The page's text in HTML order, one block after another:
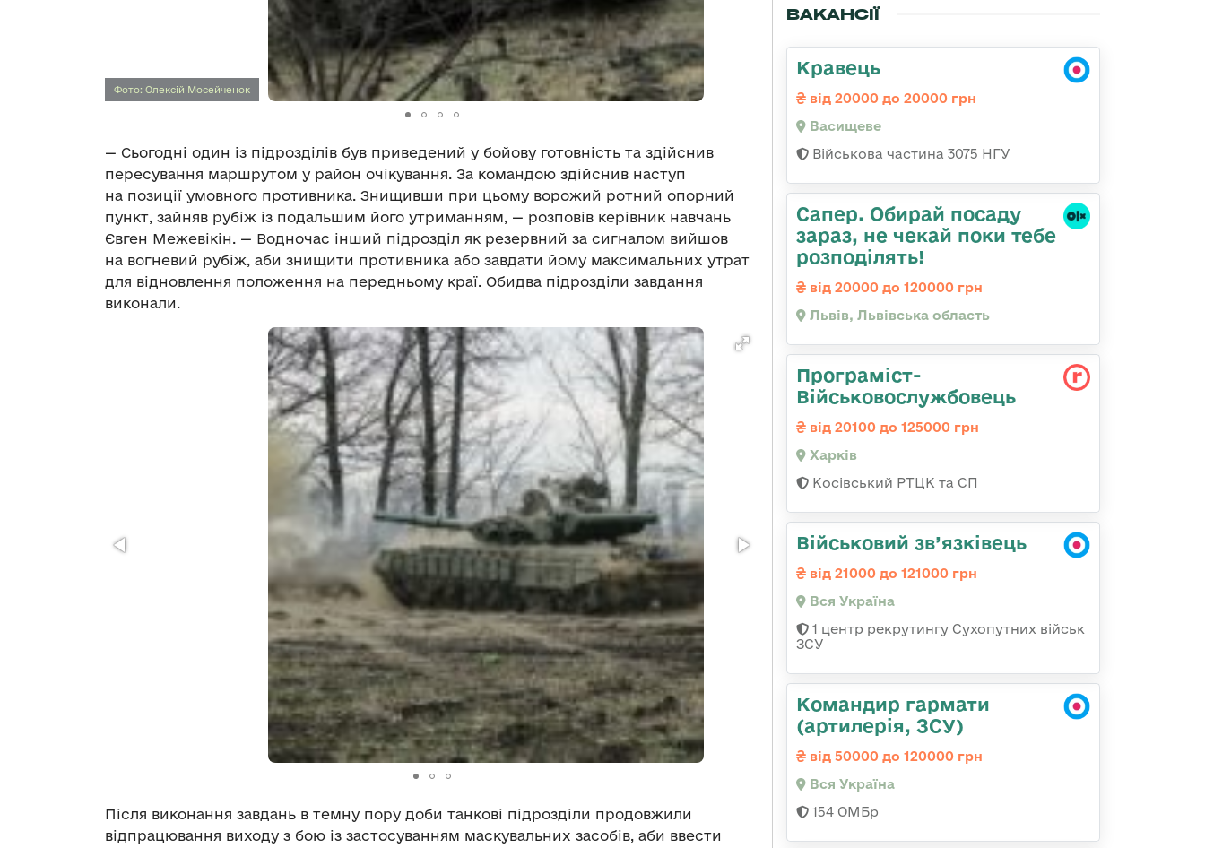
Фото: Олексій Мосейченок
— Сьогодні один із підрозділів був приведений у бойову готовність та здійснив
пересування маршрутом у район очікування. За командою здійснив наступ
на позиції умовного противника. Знищивши при цьому ворожий ротний опорний
пункт, зайняв рубіж із подальшим його утриманням, — розповів керівник навчань
Євген Межевікін. — Водночас інший підрозділ як резервний за сигналом вийшов
на вогневий рубіж, аби знищити противника або завдати йому максимальних утрат
для відновлення положення на передньому краї. Обидва підрозділи завдання
виконали.
Після виконання завдань в темну пору доби танкові підрозділи продовжили
відпрацювання виходу з бою із застосуванням маскувальних засобів, аби ввести
ВАКАНСІЇ
Кравець
від 20000 до 20000 грн
Васищеве
Військова частина 3075 НГУ
Сапер. Обирай посаду
зараз, не чекай поки тебе
розподілять!
від 20000 до 120000 грн
Львів, Львівська область
Програміст-
Військовослужбовець
від 20100 до 125000 грн
Харків
Косівський РТЦК та СП
Військовий зв’язківець
від 21000 до 121000 грн
Вся Україна
1 центр рекрутингу Сухопутних військ
ЗСУ
Командир гармати
(артилерія, ЗСУ)
від 50000 до 120000 грн
Вся Україна
154 ОМБр